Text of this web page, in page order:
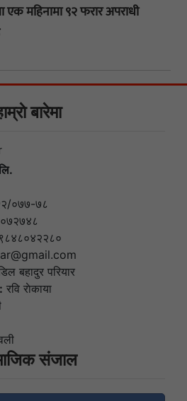
एक महिनामा ९२ फरार अपराधी
बारेमा
०७७-७८
बहादुर परियार
रवि राेकाया
संजाल